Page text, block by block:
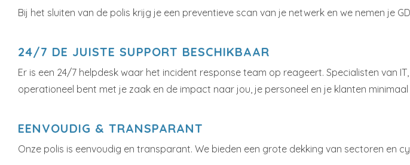
Bij het sluiten van de polis krijg je een preventieve scan van je netwerk en we nemen je
24/7 DE JUISTE SUPPORT BESCHIKBAAR
Er is een 24/7 helpdesk waar het incident response team op reageert. Specialisten van
operationeel bent met je zaak en de impact naar jou, je personeel en je klanten minimaal
EENVOUDIG & TRANSPARANT
Onze polis is eenvoudig en transparant. We bieden een grote dekking van sectoren en